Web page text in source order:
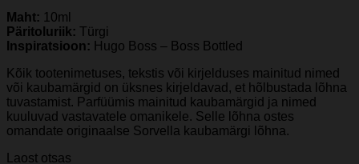
Maht: 10ml
Päritoluriik: Türgi
Inspiratsioon: Hugo Boss – Boss Bottled
Kõik tootenimetuses, tekstis või kirjelduses mainitud nimed
või kaubamärgid on üksnes kirjeldavad, et hõlbustada lõhna
tuvastamist. Parfüümis mainitud kaubamärgid ja nimed
kuuluvad vastavatele omanikele. Selle lõhna ostes
omandate originaalse Sorvella kaubamärgi lõhna.
Laost otsas